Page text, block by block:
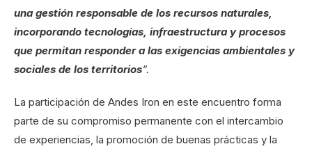
una gestión responsable de los recursos naturales,
incorporando tecnologías, infraestructura y procesos
que permitan responder a las exigencias ambientales y
sociales de los territorios“.
La participación de Andes Iron en este encuentro forma
parte de su compromiso permanente con el intercambio
de experiencias, la promoción de buenas prácticas y la